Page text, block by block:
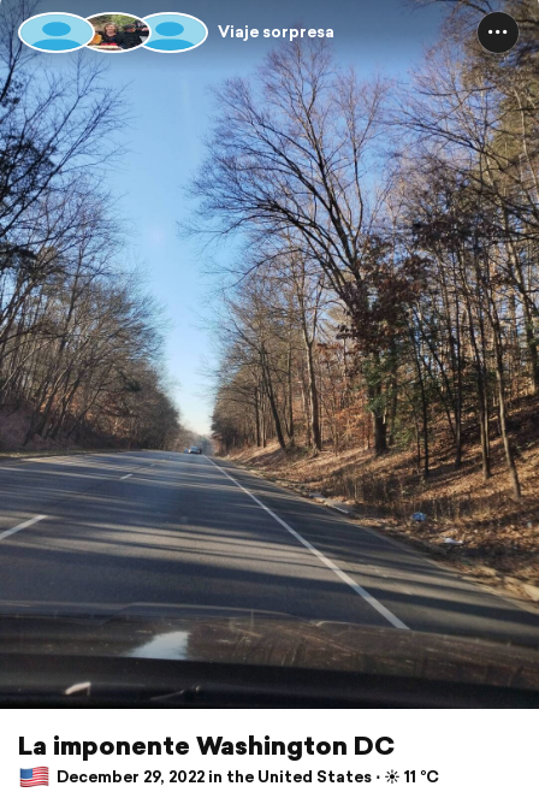
Viaje sorpresa
La imponente Washington DC
December 29, 2022 in the United States ⋅ ☀️ 11 °C